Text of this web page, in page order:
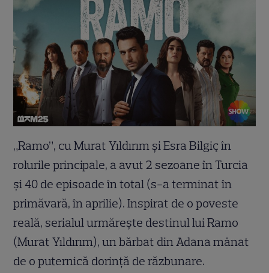
„Ramo”, cu Murat Yıldırım și Esra Bilgiç în
rolurile principale, a avut 2 sezoane în Turcia
și 40 de episoade în total (s-a terminat în
primăvară, în aprilie). Inspirat de o poveste
reală, serialul urmărește destinul lui Ramo
(Murat Yıldırım), un bărbat din Adana mânat
de o puternică dorință de răzbunare.